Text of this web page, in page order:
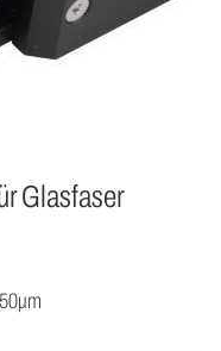
Glasfaser